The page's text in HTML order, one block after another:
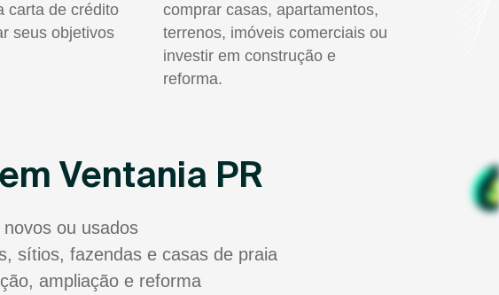
carta de crédito
seus objetivos
comprar casas, apartamentos,
terrenos, imóveis comerciais ou
investir em construção e
reforma.
Ventania PR
novos ou usados
sítios, fazendas e casas de praia
ampliação e reforma